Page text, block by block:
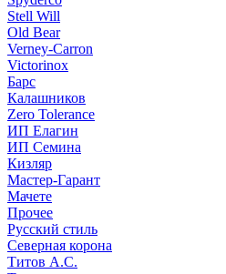
Stell Will
Old Bear
Verney-Carron
Victorinox
Барс
Калашников
Zero Tolerance
ИП Елагин
ИП Семина
Кизляр
Мастер-Гарант
Мачете
Прочее
Русский стиль
Северная корона
Титов А.С.